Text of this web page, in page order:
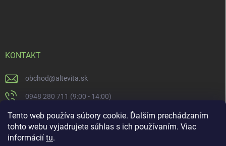
Tento web používa súbory cookie. Ďalším prechádzaním
tohto webu vyjadrujete súhlas s ich používaním. Viac
informácií tu.
KONTAKT
obchod@altevita.sk
0948 280 711 (9:00 - 14:00)
Altevita.sk
altevita